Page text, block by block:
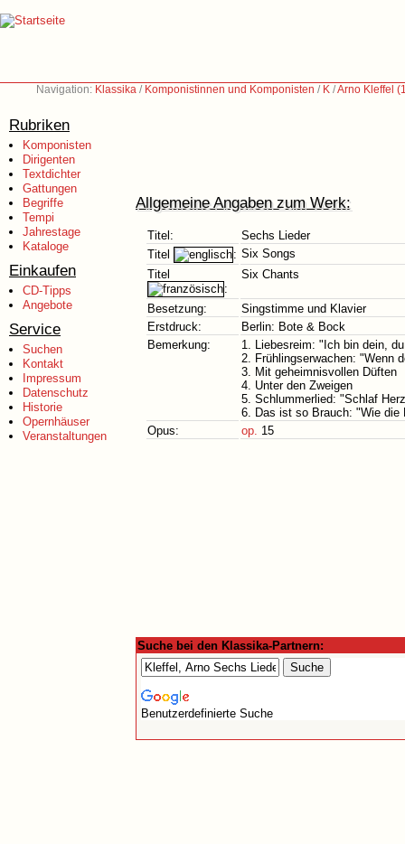
Navigation: Klassika / Komponistinnen und Komponisten / K /Arno Kleffel
Rubriken
Komponisten
Dirigenten
Textdichter
Gattungen
Begriffe
Tempi
Jahrestage
Kataloge
Einkaufen
CD-Tipps
Angebote
Service
Suchen
Kontakt
Impressum
Datenschutz
Historie
Opernhäuser
Veranstaltungen
Allgemeine Angaben zum Werk:
Titel:
Sechs Lieder
Titel
: Six Songs
Titel
:
Six Chants
Besetzung:
Singstimme und Klavier
Erstdruck:
Berlin: Bote & Bock
Bemerkung:
1. Liebesreim: "Ich bin dein,
2. Frühlingserwachen: "Wenn
3. Mit geheimnisvollen Düften
4. Unter den Zweigen
5. Schlummerlied: "Schlaf
6. Das ist so Brauch: "Wie die
Opus:
op. 15
Suche bei den Klassika-Partnern:
Benutzerdefinierte Suche